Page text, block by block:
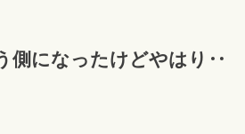
側になったけどやはり‥